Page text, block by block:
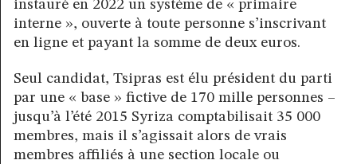
instauré en 2022 un système de « primaire
interne », ouverte à toute personne s’inscrivant
en ligne et payant la somme de deux euros.
Seul candidat, Tsipras est élu président du parti
par une « base » fictive de 170 mille personnes –
jusqu’à l’été 2015 Syriza comptabilisait 35 000
membres, mais il s’agissait alors de vrais
membres affiliés à une section locale ou